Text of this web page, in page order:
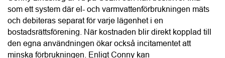
vattenanvändningen ofta minska med omkring 20 procent
efter att IMD har införts.
“Vattenanvändningen kan minska med omkring 20 procent
med IMD.”